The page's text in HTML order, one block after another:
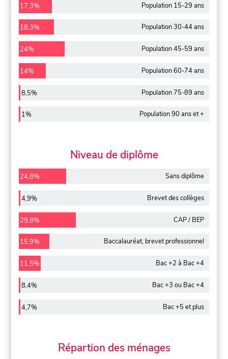
17,3% Population 15-29 ans
18,3% Population 30-44 ans
24% Population 45-59 ans
14% Population 60-74 ans
8,5% Population 75-89 ans
1% Population 90 ans et +
Niveau de diplôme
24,8% Sans diplôme
4,9% Brevet des collèges
29,8% CAP / BEP
15,9% Baccalauréat, brevet professionnel
11,5% Bac +2 à Bac +4
8,4% Bac +3 ou Bac +4
4,7% Bac +5 et plus
Répartion des ménages